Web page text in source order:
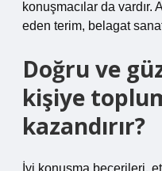
konuşmacılar da vardır.
eden terim, belagat
Doğru ve
kişiye
kazandırır?
İyi konuşma becerileri,